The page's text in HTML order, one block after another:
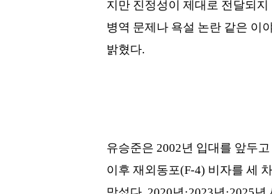
지만 진정성이 제대로 전달되
병역 문제나 욕설 논란 같은 이
밝혔다.
유승준은 2002년 입대를 앞두
이후 재외동포(F-4) 비자를 세